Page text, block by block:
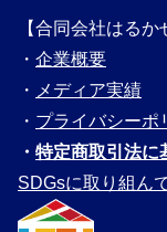
【合同会社はるか
・ 企業概要
・ メディ ア実績
・ プライバシーポ
・ 特定商取引法に
SDGsに取り組ん